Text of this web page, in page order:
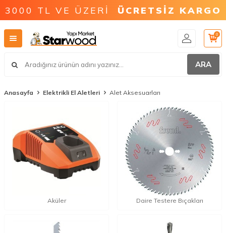
3000 TL VE ÜZERİ ÜCRETSİZ KARGO
ARA
0
Anasayfa Elektrikli El Aletleri Alet Aksesuarları
Aküler Daire Testere Bıçakları